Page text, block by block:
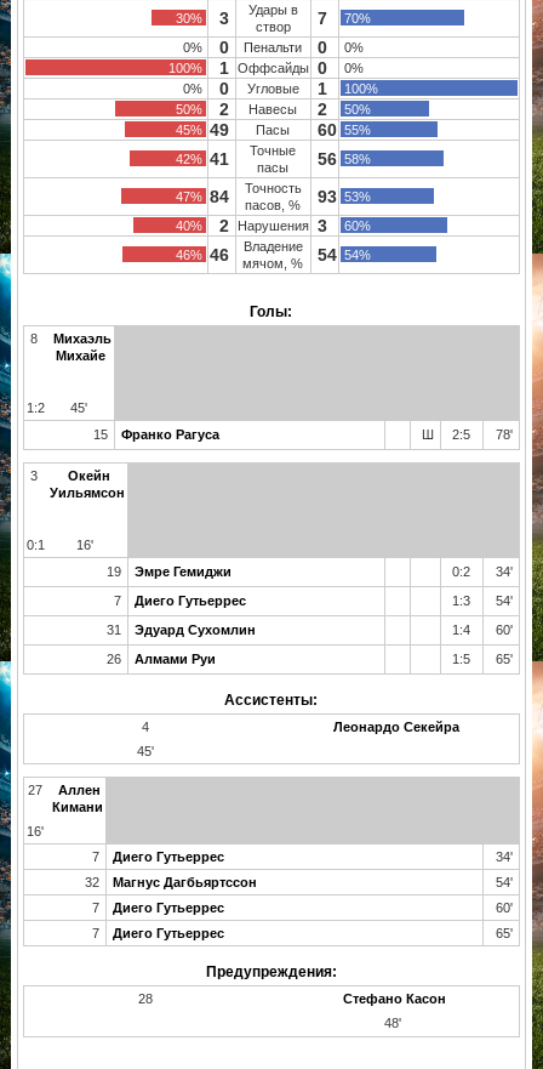
30%
3
Удары в
створ
7
70%
0%
0 Пенальти 0
0%
100%
1 Оффсайды 0
0%
0%
0 Угловые 1
100%
50%
2 Навесы 2
50%
45% 49 Пасы 60 55%
42% 41
Точные
пасы
56 58%
47% 84
Точность
пасов, %
93 53%
40%
2 Нарушения 3
60%
46% 46
Владение
мячом, %
54 54%
Голы:
8
Михаэль
Михайе
1:2
45'
15
Франко Рагуса Ш 2:5 78'
3
Окейн
Уильямсон
0:1
16'
19
Эмре Гемиджи 0:2
34'
7
Диего Гутьеррес 1:3
54'
31
Эдуард Сухомлин 1:4
60'
26
Алмами Руи 1:5 65'
Ассистенты:
4
Леонардо Секейра
45'
27
Аллен
Кимани
16'
7
Диего Гутьеррес
34'
32
Магнус Дагбьяртссон
54'
7
Диего Гутьеррес
60'
7
Диего Гутьеррес 65'
Предупреждения:
28
Стефано Касон
48'